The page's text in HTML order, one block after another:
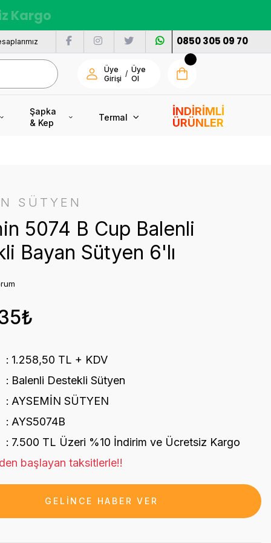
Kargo
0850 305 09 70
Üye
Girişi
/ Üye
Ol
Şapka
& Kep
Termal
İNDİRİMLİ
ÜRÜNLER
SÜTYEN
5074 B Cup Balenli
Bayan Sütyen 6'lı
1.258,50 TL + KDV
Balenli Destekli Sütyen
AYSEMİN SÜTYEN
AYS5074B
7.500 TL Üzeri %10 İndirim ve Ücretsiz Kargo
başlayan taksitlerle!!
GELİNCE HABER VER